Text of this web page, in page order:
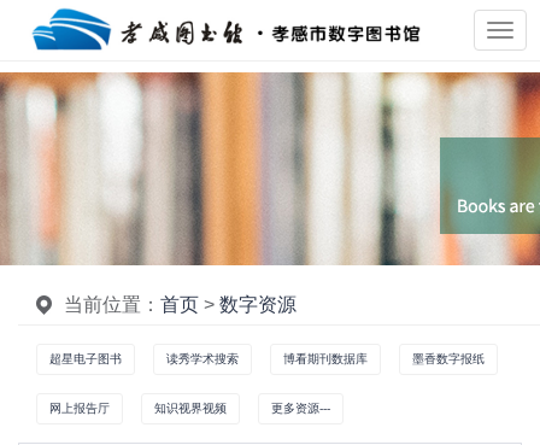
当前位置： 首页 > 数字资源
超星电子图书 读秀学术搜索 博看期刊数据库 墨香数字报纸
网上报告厅 知识视界视频 更多资源---